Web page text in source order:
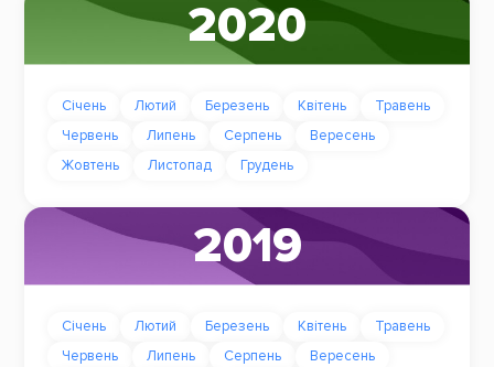
2020
Січень Лютий Березень Квітень
Травень
Червень
Липень Серпень
Вересень
Жовтень
Листопад Грудень
2019
Січень Лютий Березень Квітень
Травень
Червень
Липень Серпень
Вересень